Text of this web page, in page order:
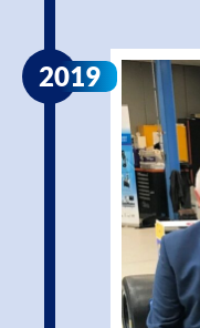
2019